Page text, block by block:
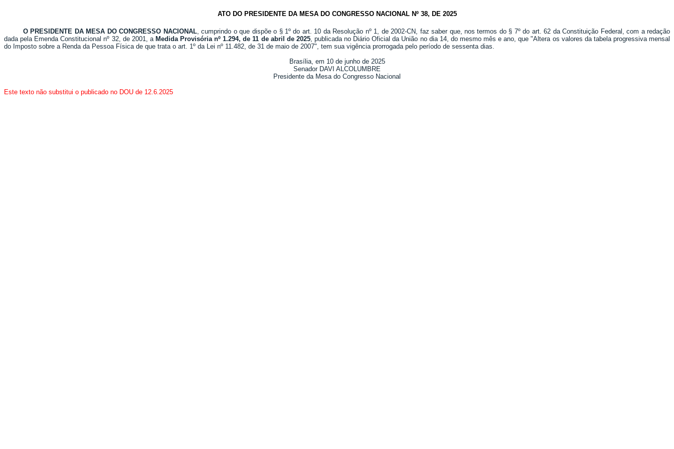
ATO DO PRESIDENTE DA MESA DO CONGRESSO NACIONAL Nº 38, DE 2025
O PRESIDENTE DA MESA DO CONGRESSO NACIONAL, cumprindo o que dispõe o § 1º do art. 10 da Resolução nº 1, de 2002-CN, faz saber que, nos termos do § 7º do art. 62 da Constituição Federal, com a redação
dada pela Emenda Constitucional nº 32, de 2001, a Medida Provisória nº 1.294, de 11 de abril de 2025, publicada no Diário Oficial da União no dia 14, do mesmo mês e ano, que "Altera os valores da tabela progressiva mensal
do Imposto sobre a Renda da Pessoa Física de que trata o art. 1º da Lei nº 11.482, de 31 de maio de 2007", tem sua vigência prorrogada pelo período de sessenta dias.
Brasília, em 10 de junho de 2025
Senador DAVI ALCOLUMBRE
Presidente da Mesa do Congresso Nacional
Este texto não substitui o publicado no DOU de 12.6.2025